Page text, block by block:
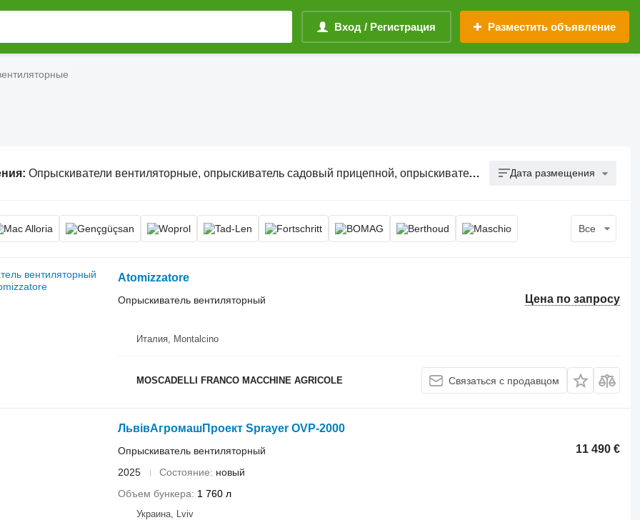
Вход / Регистрация Разместить объявление
Опрыскиватели вентиляторные, опрыскиватель садовый прицепной, опрыскиватель вентиляторный садовый Дата размещения
Все
Atomizzatore
Цена по запросу
Опрыскиватель вентиляторный
Италия, Montalcino
MOSCADELLI FRANCO MACCHINE AGRICOLE Связаться с продавцом
ЛьвівАгромашПроект Sprayer OVP-2000
11 490 €
Опрыскиватель вентиляторный
2025
Состояние
новый
Объем бункера
1 760 л
Украина, Lviv